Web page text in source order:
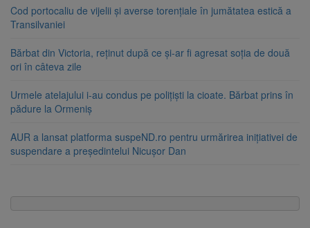
Cod portocaliu de vijelii și averse torențiale în jumătatea estică a
Transilvaniei
Bărbat din Victoria, reținut după ce și-ar fi agresat soția de două
ori în câteva zile
Urmele atelajului i-au condus pe polițiști la cioate. Bărbat prins în
pădure la Ormeniș
AUR a lansat platforma suspeND.ro pentru urmărirea inițiativei de
suspendare a președintelui Nicușor Dan